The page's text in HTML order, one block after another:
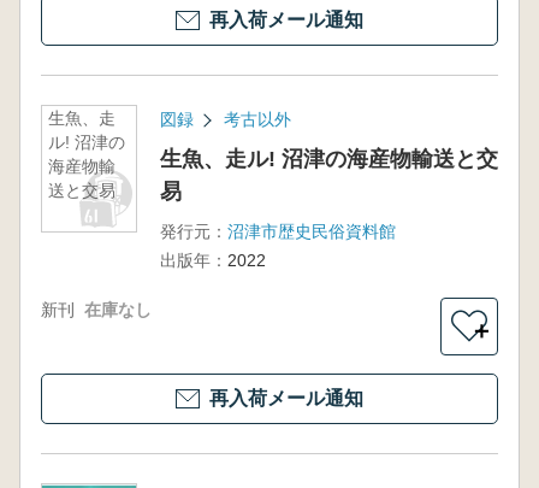
再入荷メール通知
生魚、走
ル! 沼津の
海産物輸
送と交易
図録 考古以外
生魚、走ル! 沼津の海産物輸送と交
易
発行元： 沼津市歴史民俗資料館
出版年： 2022
新刊 在庫なし
＋
再入荷メール通知